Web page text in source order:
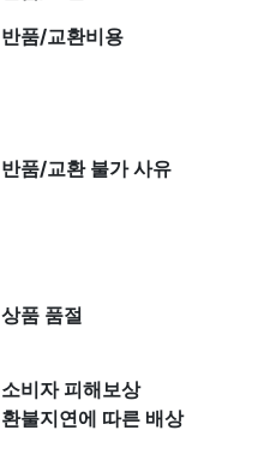
반품/교환비용
반품/교환 불가 사유
상품 품절
소비자 피해보상
환불지연에 따른 배상